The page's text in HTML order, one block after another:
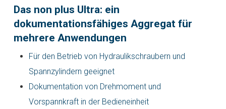
Das non plus Ultra: ein
dokumentationsfähiges Aggregat für
mehrere Anwendungen
Für den Betrieb von Hydraulikschraubern und
Spannzylindern geeignet
Dokumentation von Drehmoment und
Vorspannkraft in der Bedieneinheit